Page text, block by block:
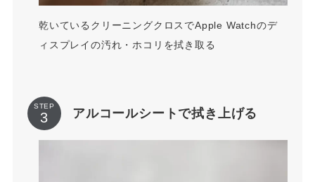
乾いているクリーニングクロスでApple Watchのデ
ィスプレイの汚れ・ホコリを拭き取る
STEP
アルコールシートで拭き上げる